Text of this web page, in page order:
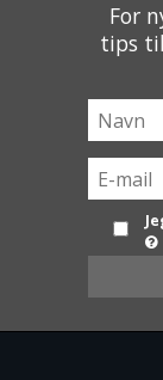
For
tips